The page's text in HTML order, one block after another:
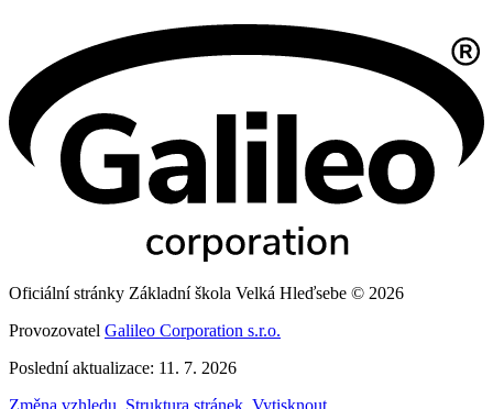
Oficiální stránky Základní škola Velká Hleďsebe © 2026
Provozovatel Galileo Corporation s.r.o.
Poslední aktualizace: 11. 7. 2026
Změna vzhledu Struktura stránek Vytisknout